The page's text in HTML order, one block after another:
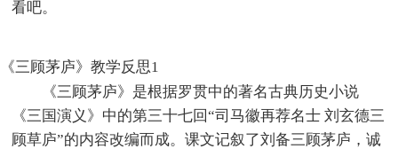
看吧。
《三顾茅庐》教学反思1
《三顾茅庐》是根据罗贯中的著名古典历史小说
《三国演义》中的第三十七回“司马徽再荐名士 刘玄德三
顾草庐”的内容改编而成。课文记叙了刘备三顾茅庐，诚